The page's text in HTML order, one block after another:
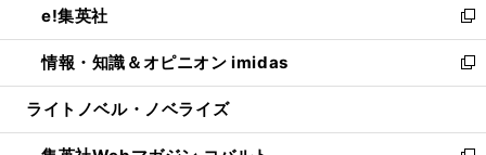
く
で
開
く
ド
ウ
で
開
ィ
ン
ド
ウ
開
い
ウ
ィ
ン
ウ
e!集英社
新
し
い
ウ
ン
情報・知識＆オピニオン imidas
新
し
ウ
ライトノベル・ノベライズ